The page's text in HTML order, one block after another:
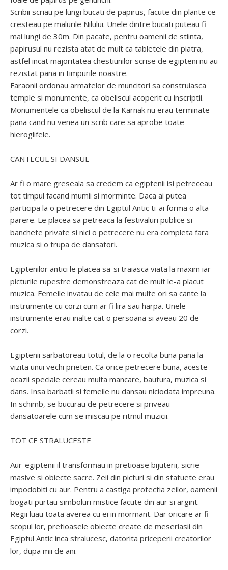
Scribii scriau pe lungi bucati de papirus, facute din plante ce
cresteau pe malurile Nilului. Unele dintre bucati puteau fi
mai lungi de 30m. Din pacate, pentru oamenii de stiinta,
papirusul nu rezista atat de mult ca tabletele din piatra,
astfel incat majoritatea chestiunilor scrise de egipteni nu au
rezistat pana in timpurile noastre.
Faraonii ordonau armatelor de muncitori sa construiasca
temple si monumente, ca obeliscul acoperit cu inscriptii.
Monumentele ca obeliscul de la Karnak nu erau terminate
pana cand nu venea un scrib care sa aprobe toate
hieroglifele.
CANTECUL SI DANSUL
Ar fi o mare greseala sa credem ca egiptenii isi petreceau
tot timpul facand mumii si morminte. Daca ai putea
participa la o petrecere din Egiptul Antic ti-ai forma o alta
parere. Le placea sa petreaca la festivaluri publice si
banchete private si nici o petrecere nu era completa fara
muzica si o trupa de dansatori.
Egiptenilor antici le placea sa-si traiasca viata la maxim iar
picturile rupestre demonstreaza cat de mult le-a placut
muzica. Femeile invatau de cele mai multe ori sa cante la
instrumente cu corzi cum ar fi lira sau harpa. Unele
instrumente erau inalte cat o persoana si aveau 20 de
corzi.
Egiptenii sarbatoreau totul, de la o recolta buna pana la
vizita unui vechi prieten. Ca orice petrecere buna, aceste
ocazii speciale cereau multa mancare, bautura, muzica si
dans. Insa barbatii si femeile nu dansau niciodata impreuna.
In schimb, se bucurau de petrecere si priveau
dansatoarele cum se miscau pe ritmul muzicii.
TOT CE STRALUCESTE
Aur-egiptenii il transformau in pretioase bijuterii, sicrie
masive si obiecte sacre. Zeii din picturi si din statuete erau
impodobiti cu aur. Pentru a castiga protectia zeilor, oamenii
bogati purtau simboluri mistice facute din aur si argint.
Regii luau toata averea cu ei in mormant. Dar oricare ar fi
scopul lor, pretioasele obiecte create de meseriasii din
Egiptul Antic inca stralucesc, datorita priceperii creatorilor
lor, dupa mii de ani.